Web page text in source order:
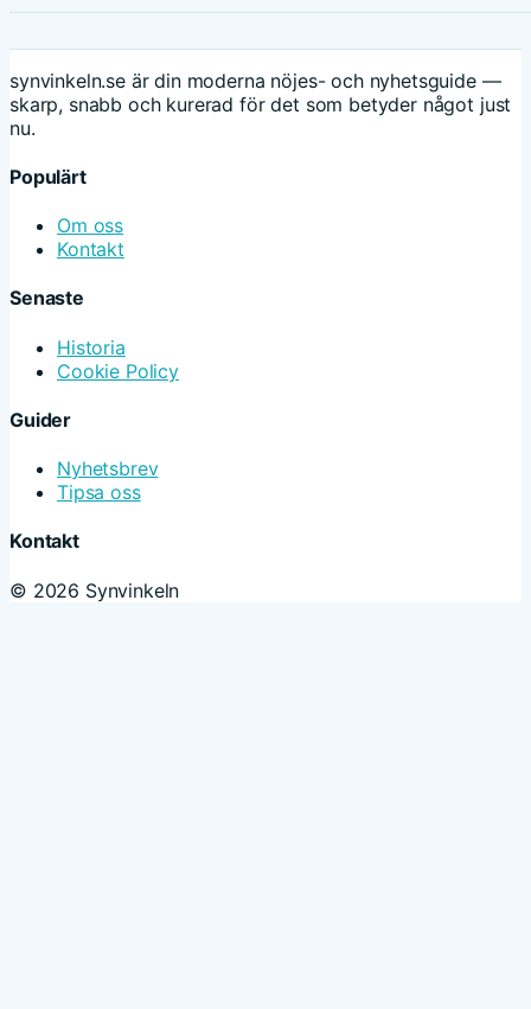
synvinkeln.se är din moderna nöjes- och nyhetsguide —
skarp, snabb och kurerad för det som betyder något just
nu.
Populärt
Om oss
Kontakt
Senaste
Historia
Cookie Policy
Guider
Nyhetsbrev
Tipsa oss
Kontakt
© 2026 Synvinkeln